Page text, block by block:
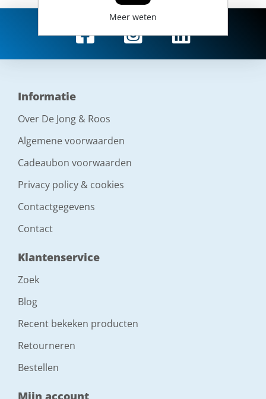
Informatie
Over De Jong & Roos
Algemene voorwaarden
Cadeaubon voorwaarden
Privacy policy & cookies
Contactgegevens
Contact
Klantenservice
Zoek
Blog
Recent bekeken producten
Retourneren
Bestellen
Mijn account
Meer weten